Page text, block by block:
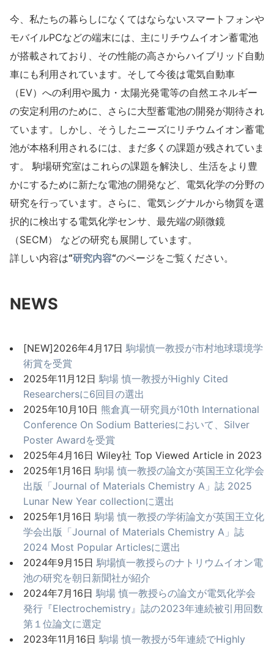
今、私たちの暮らしになくてはならないスマートフォンや
モバイルPCなどの端末には、主にリチウムイオン蓄電池
が搭載されており、その性能の高さからハイブリッド自動
車にも利用されています。そして今後は電気自動車
（EV）への利用や風力・太陽光発電等の自然エネルギー
の安定利用のために、さらに大型蓄電池の開発が期待され
ています。しかし、そうしたニーズにリチウムイオン蓄電
池が本格利用されるには、まだ多くの課題が残されていま
す。 駒場研究室はこれらの課題を解決し、生活をより豊
かにするために新たな電池の開発など、電気化学の分野の
研究を行っています。さらに、電気シグナルから物質を選
択的に検出する電気化学センサ、最先端の顕微鏡
（SECM） などの研究も展開しています。
詳しい内容は“研究内容“のページをご覧ください。
NEWS
[NEW]2026年4月17日 駒場慎一教授が市村地球環境学
術賞を受賞
2025年11月12日 駒場 慎一教授がHighly Cited
Researchersに6回目の選出
2025年10月10日 熊倉真一研究員が10th International
Conference On Sodium Batteriesにおいて、Silver
Poster Awardを受賞
2025年4月16日 Wiley社 Top Viewed Article in 2023
2025年1月16日 駒場 慎一教授の論文が英国王立化学会
出版「Journal of Materials Chemistry A」誌 2025
Lunar New Year collectionに選出
2025年1月16日 駒場 慎一教授の学術論文が英国王立化
学会出版「Journal of Materials Chemistry A」誌
2024 Most Popular Articlesに選出
2024年9月15日 駒場慎一教授らのナトリウムイオン電
池の研究を朝日新聞社が紹介
2024年7月16日 駒場 慎一教授らの論文が電気化学会
発行『Electrochemistry』誌の2023年連続被引用回数
第１位論文に選定
2023年11月16日 駒場 慎一教授が5年連続でHighly